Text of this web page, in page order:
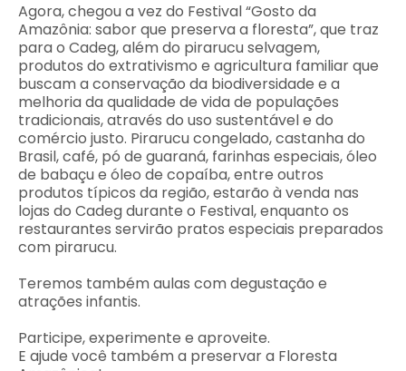
Agora, chegou a vez do Festival “Gosto da
Amazônia: sabor que preserva a floresta”, que traz
para o Cadeg, além do pirarucu selvagem,
produtos do extrativismo e agricultura familiar que
buscam a conservação da biodiversidade e a
melhoria da qualidade de vida de populações
tradicionais, através do uso sustentável e do
comércio justo. Pirarucu congelado, castanha do
Brasil, café, pó de guaraná, farinhas especiais, óleo
de babaçu e óleo de copaíba, entre outros
produtos típicos da região, estarão à venda nas
lojas do Cadeg durante o Festival, enquanto os
restaurantes servirão pratos especiais preparados
com pirarucu.
Teremos também aulas com degustação e
atrações infantis.
Participe, experimente e aproveite.
E ajude você também a preservar a Floresta